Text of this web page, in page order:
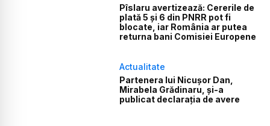
Pîslaru avertizează: Cererile de
plată 5 și 6 din PNRR pot fi
blocate, iar România ar putea
returna bani Comisiei Europene
Actualitate
Partenera lui Nicușor Dan,
Mirabela Grădinaru, și-a
publicat declarația de avere